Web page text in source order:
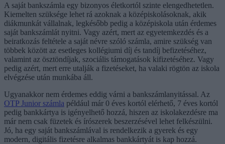
A saját bankszámla egy bizonyos életkortól szinte elengedhetetlen.
Kiemelten szüksége lehet rá azoknak a középiskolásoknak, akik
diákmunkát vállalnak, legkésőbb pedig a középiskola után érdemes
saját bankszámlát nyitni. Vagy azért, mert az egyetemkezdés és a
beiratkozás feltétele a saját névre szóló számla, amire szükség van
többek között az esetleges kollégiumi díj és tandíj befizetéséhez,
valamint az ösztöndíjak, szociális támogatások kifizetéséhez. Vagy
pedig azért, mert erre utalják a fizetéseket, ha valaki rögtön az iskola
elvégzése után munkába áll.
Ugyanakkor nem érdemes eddig várni a bankszámlanyitással. Az
OTP Junior számla például már 0 éves kortól elérhető, 7 éves kortól
pedig bankkártya is igényelhető hozzá, hiszen az iskolakezdésre ma
már nem csak füzetek és írószerek beszerzésével lehet felkészülni.
Jó, ha egy saját bankszámlával is rendelkezik a gyerek és egy
modern, digitális fizetésre alkalmas bankkártyát is kap hozzá.